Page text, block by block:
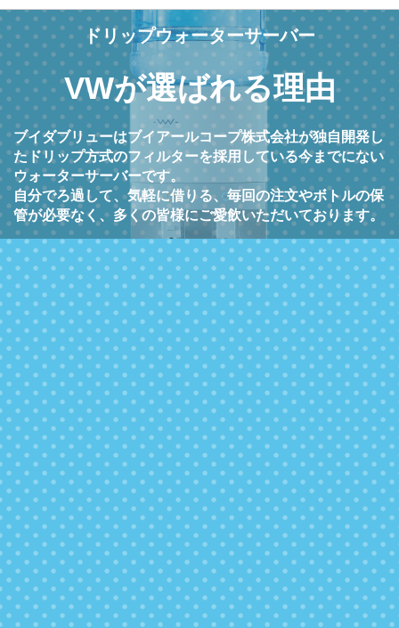
ドリップウォーターサーバー
VWが選ばれる理由
ブイダブリューはブイアールコープ株式会社が独自開発し
たドリップ方式のフィルターを採用している今までにない
ウォーターサーバーです。
自分でろ過して、気軽に借りる、毎回の注文やボトルの保
管が必要なく、多くの皆様にご愛飲いただいております。
飲み放題